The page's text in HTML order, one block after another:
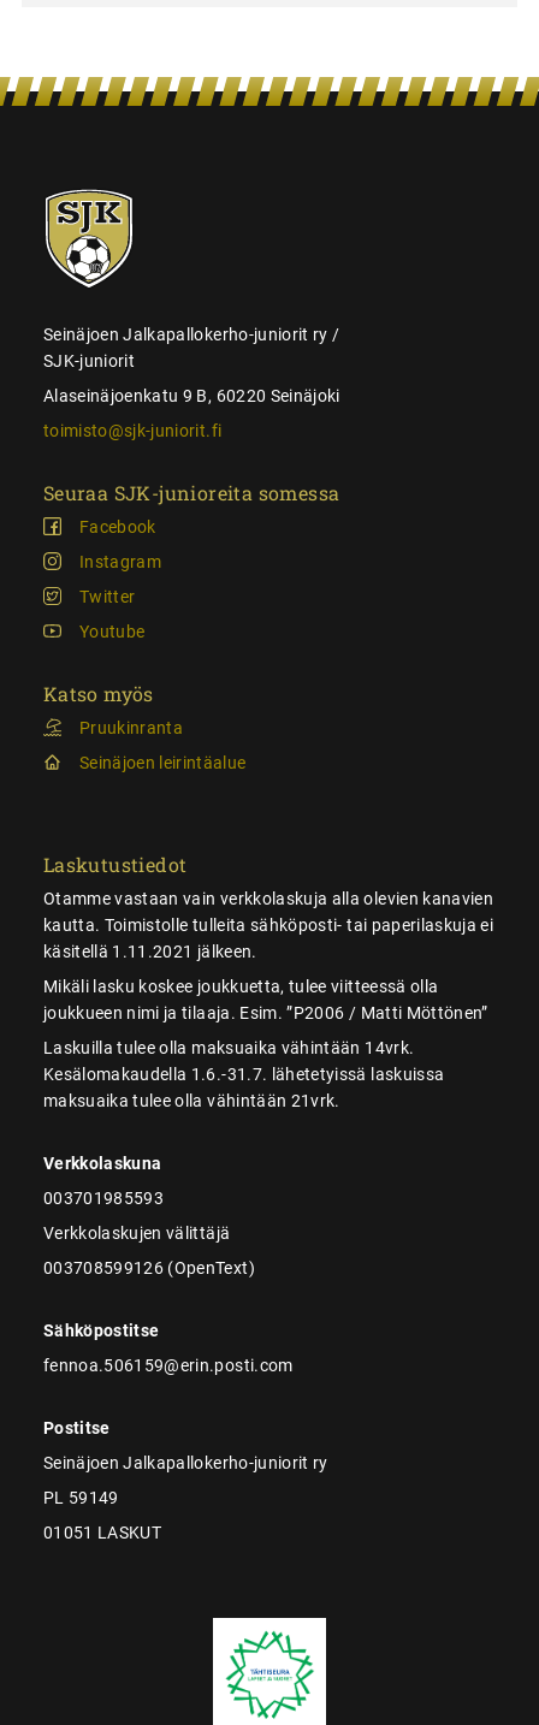
SJK-
juniorit
Seinäjoen Jalkapallokerho-juniorit ry /
SJK-juniorit
Alaseinäjoenkatu 9 B, 60220 Seinäjoki
toimisto@sjk-juniorit.fi
Seuraa SJK-junioreita somessa
Facebook
Instagram
Twitter
Youtube
Katso myös
Pruukinranta
Seinäjoen leirintäalue
Laskutustiedot
Otamme vastaan vain verkkolaskuja alla olevien kanavien
kautta. Toimistolle tulleita sähköposti- tai paperilaskuja ei
käsitellä 1.11.2021 jälkeen.
Mikäli lasku koskee joukkuetta, tulee viitteessä olla
joukkueen nimi ja tilaaja. Esim. ”P2006 / Matti Möttönen”
Laskuilla tulee olla maksuaika vähintään 14vrk.
Kesälomakaudella 1.6.-31.7. lähetetyissä laskuissa
maksuaika tulee olla vähintään 21vrk.
Verkkolaskuna
003701985593
Verkkolaskujen välittäjä
003708599126 (OpenText)
Sähköpostitse
fennoa.506159@erin.posti.com
Postitse
Seinäjoen Jalkapallokerho-juniorit ry
PL 59149
01051 LASKUT